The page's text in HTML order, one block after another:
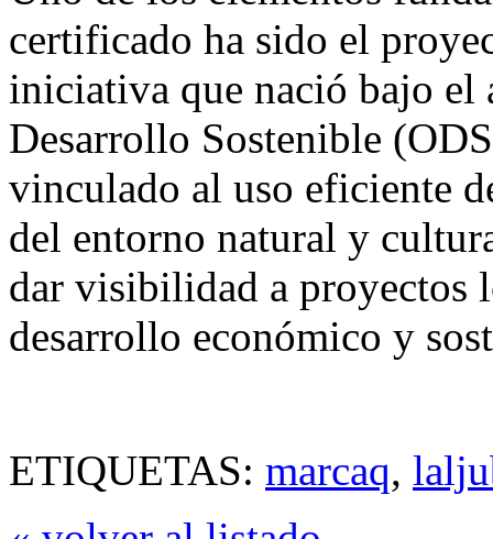
certificado ha sido el
iniciativa que nació bajo el
Desarrollo Sostenible
vinculado al uso eficiente
del entorno natural y
dar visibilidad a proyectos
desarrollo económico y
ETIQUETAS: marcaq,